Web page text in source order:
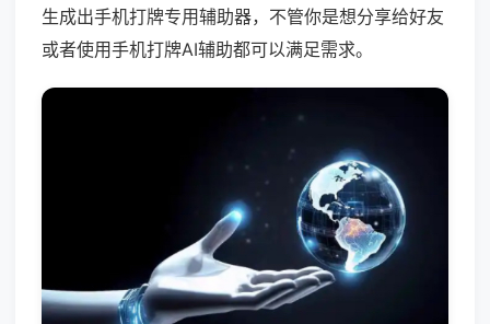
生成出手机打牌专用辅助器，不管你是想分享给好友
或者使用手机打牌AI辅助都可以满足需求。